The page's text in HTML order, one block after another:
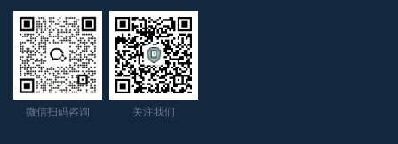
牛津大学生物化学专业
XLC
剑桥大学兽医专业
微信扫码咨询 关注我们